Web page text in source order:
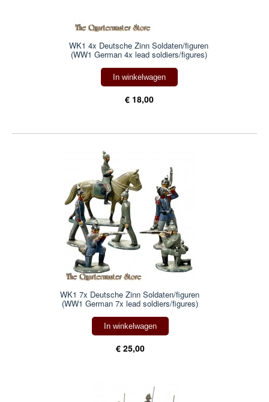
WK1 4x Deutsche Zinn Soldaten/figuren
(WW1 German 4x lead soldiers/figures)
In winkelwagen
€ 18,00
WK1 7x Deutsche Zinn Soldaten/figuren
(WW1 German 7x lead soldiers/figures)
In winkelwagen
€ 25,00